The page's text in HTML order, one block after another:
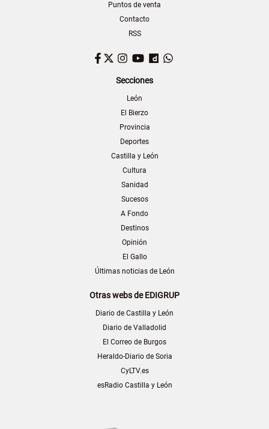
Puntos de venta
Contacto
RSS
Facebook
TwitterInstagram
YouTubeDailymotion
Secciones
León
El Bierzo
Provincia
Deportes
Castilla y León
Cultura
Sanidad
Sucesos
A Fondo
Destinos
Opinión
El Gallo
Últimas noticias de León
Otras webs de EDIGRUP
Diario de Castilla y León
Diario de Valladolid
El Correo de Burgos
Heraldo-Diario de Soria
CyLTV.es
esRadio Castilla y León